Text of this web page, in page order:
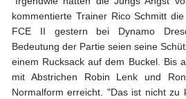
kommentierte Trainer Rico Schmitt
FCE II gestern bei Dynamo
Bedeutung der Partie seien seine
einem Rucksack auf dem Buckel. Bis
mit Abstrichen Robin Lenk und
Normalform erreicht. "Das ist nicht zu